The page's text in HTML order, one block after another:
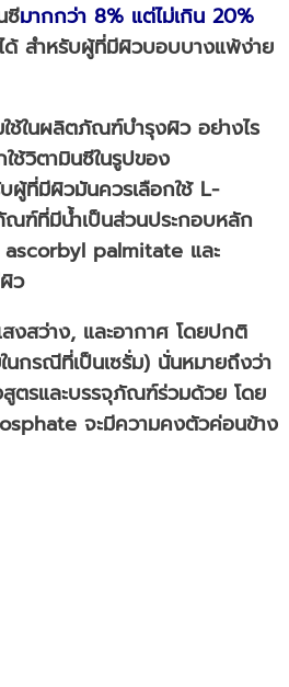
ซีมากกว่า 8% แต่ไม่เกิน 20%
ได้ สำหรับผู้ที่มีผิวบอบบางแพ้ง่าย
ในผลิตภัณฑ์บำรุงผิว อย่างไร
ช้วิตามินซีในรูปของ
ผู้ที่มีผิวมันควรเลือกใช้ L-
ฑ์ที่มีน้ำเป็นส่วนประกอบหลัก
ascorbyl palmitate และ
ว
งสว่าง, และอากาศ โดยปกติ
นกรณีที่เป็นเซรั่ม) นั่นหมายถึงว่า
ตรและบรรจุภัณฑ์ร่วมด้วย โดย
จะมีความคงตัวค่อนข้าง